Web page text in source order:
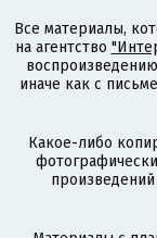
Все материалы,
на агентство
иначе как с
Какое-либо